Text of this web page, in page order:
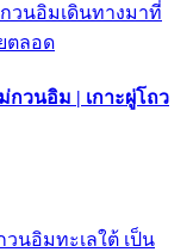
วนอิมเดินทางมาที่
ตลอด
กวนอิม | เกาะผู่โถว
นอิมทะเลใต้ เป็น